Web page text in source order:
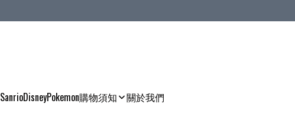
SanrioDisneyPokemon購物須知 關於我們